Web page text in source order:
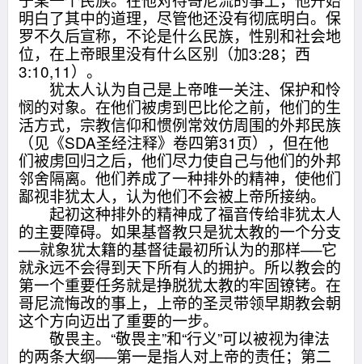
明白了其中的道理，尽管他还没有彻底明白。保
罗不久后宣称，不论是什么民族，性别和社会地
位，在上帝眼里没有什么区别（加3:28；西
3:10,11）。
犹太人认为自己是上帝唯一关注、保护和怜
悯的对象。在他们被虏到巴比伦之前，他们的生
活方式，宗教信仰和惯例常效仿周围的外邦民族
（见《SDA圣经注释》卷四第31页），但在他
们被虏回归之后，他们尽力使自己与他们的外邦
邻舍隔离。他们养成了一种排外的精神，使他们
鄙视非犹太人，认为他们不会被上帝所接纳。
起初这种排外的精神成了福音传给非犹太人
的主要障碍。如果基督教只是犹太教的一个分支
──就象犹太籍的基督徒最初所认为的那样──它
就永远不会得到天下所有人的拥护。所以教会的
第一个重要任务就是挣脱犹太教的牢固镣铐。在
哥尼流悔改的事上，上帝的圣灵带领早期教会朝
这个方向迈出了重要的一步。
敬畏主。“敬畏主”和“行义”可以被视为律法
的两条大纲──第一是指人对上帝的责任；第二